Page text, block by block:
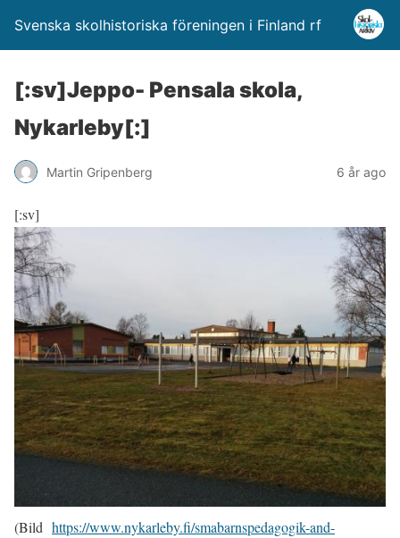
Svenska skolhistoriska föreningen i Finland rf
[:sv]Jeppo- Pensala skola,
Nykarleby[:]
Martin Gripenberg 6 år ago
[:sv]
(Bild https://www.nykarleby.fi/smabarnspedagogik-and-